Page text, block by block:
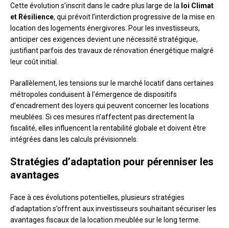
Cette évolution s’inscrit dans le cadre plus large de la loi Climat
et Résilience, qui prévoit l’interdiction progressive de la mise en
location des logements énergivores. Pour les investisseurs,
anticiper ces exigences devient une nécessité stratégique,
justifiant parfois des travaux de rénovation énergétique malgré
leur coût initial.
Parallèlement, les tensions sur le marché locatif dans certaines
métropoles conduisent à l’émergence de dispositifs
d’encadrement des loyers qui peuvent concerner les locations
meublées. Si ces mesures n’affectent pas directement la
fiscalité, elles influencent la rentabilité globale et doivent être
intégrées dans les calculs prévisionnels.
Stratégies d’adaptation pour pérenniser les
avantages
Face à ces évolutions potentielles, plusieurs stratégies
d’adaptation s’offrent aux investisseurs souhaitant sécuriser les
avantages fiscaux de la location meublée sur le long terme.